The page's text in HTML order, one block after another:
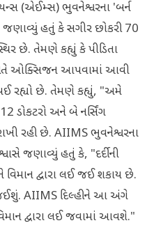
(એઈમ્સ) ભુવનેશ્વરના 'બર્ન
જણાવ્યું હતું કે સગીર છોકરી 70
છે. તેમણે કહ્યું કે પીડિતા
ઓક્સિજન આપવામાં આવી
રહ્યો છે. તેમણે કહ્યું, "અમે
ડોકટરો અને બે નર્સિંગ
રહી છે. AIIMS ભુવનેશ્વરના
જણાવ્યું હતું કે, "દર્દીની
દ્વારા લઈ જઈ શકાય છે.
AIIMS દિલ્હીને આ અંગે
દ્વારા લઈ જવામાં આવશે."